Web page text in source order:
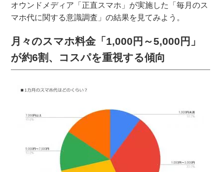
オウンドメディア「正直スマホ」が実施した「毎月のス
マホ代に関する意識調査」の結果を見てみよう。
月々のスマホ料金「1,000円～5,000円」
が約6割、コスパを重視する傾向